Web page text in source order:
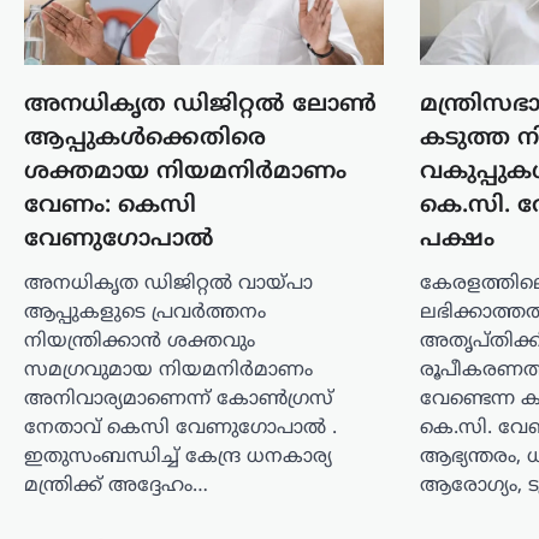
അനധികൃത ഡിജിറ്റൽ ലോൺ
ആപ്പുകൾക്കെതിരെ
ശക്തമായ നിയമനിർമാണം
വേണം: കെസി
വേണുഗോപാൽ
അനധികൃത ഡിജിറ്റൽ വായ്പാ
ആപ്പുകളുടെ പ്രവർത്തനം
നിയന്ത്രിക്കാൻ ശക്തവും
സമഗ്രവുമായ നിയമനിർമാണം
അനിവാര്യമാണെന്ന് കോൺഗ്രസ്
നേതാവ് കെസി വേണുഗോപാൽ .
ഇതുസംബന്ധിച്ച് കേന്ദ്ര ധനകാര്യ
മന്ത്രിക്ക് അദ്ദേഹം…
കടുത്ത
കെ.സി.
പക്ഷം
വേണ്ടെന്ന
കെ.സി.
ആഭ്യന്തരം,
ആരോഗ്യം,
വാർത്തകൾ
ബെംഗളൂരുവിൽ
കെഎസ്ആർടിസി ബസ്
അപകടം; ഡ്രൈവറും
കണ്ടക്ടറും മരിച്ചു
ന്യൂസ് ഡെസ്ക് ഓഗസ്റ്റ്‌ 8, 2026
ബസ് അപകടത്തിൽപ്പെട്ട് ഡ്രൈവറും
കണ്ടക്ടറും മരിച്ചു. കോഴിക്കോട്
ഡിപ്പോയിൽ നിന്ന് സർവീസ്
നടത്തിയിരുന്ന ബസാണ് മൈസൂരു-
ബെംഗളൂരു എക്സ്പ്രസ് ഹൈവേയിൽ
നിയന്ത്രണം വിട്ട് മറിഞ്ഞത്.
കോഴിക്കോട്…
കാസർഗോഡ് വാർത്തകൾ